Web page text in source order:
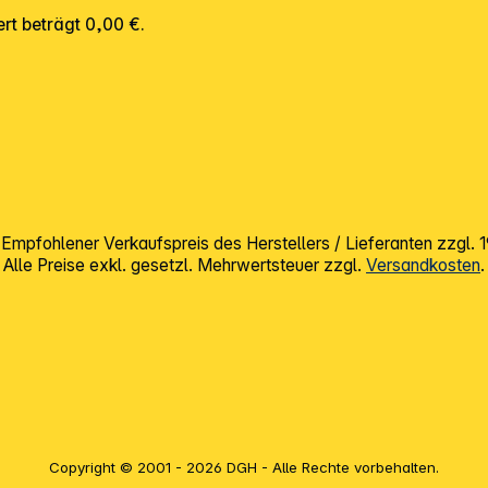
beträgt 0,00 €.
Verkaufspreis des Herstellers / Lieferanten zzgl.
Alle Preise exkl. gesetzl. Mehrwertsteuer zzgl. Versandkosten.
Copyright © 2001 - 2026 DGH - Alle Rechte vorbehalten.